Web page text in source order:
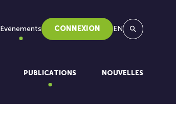
Événements CONNEXION EN
PUBLICATIONS NOUVELLES